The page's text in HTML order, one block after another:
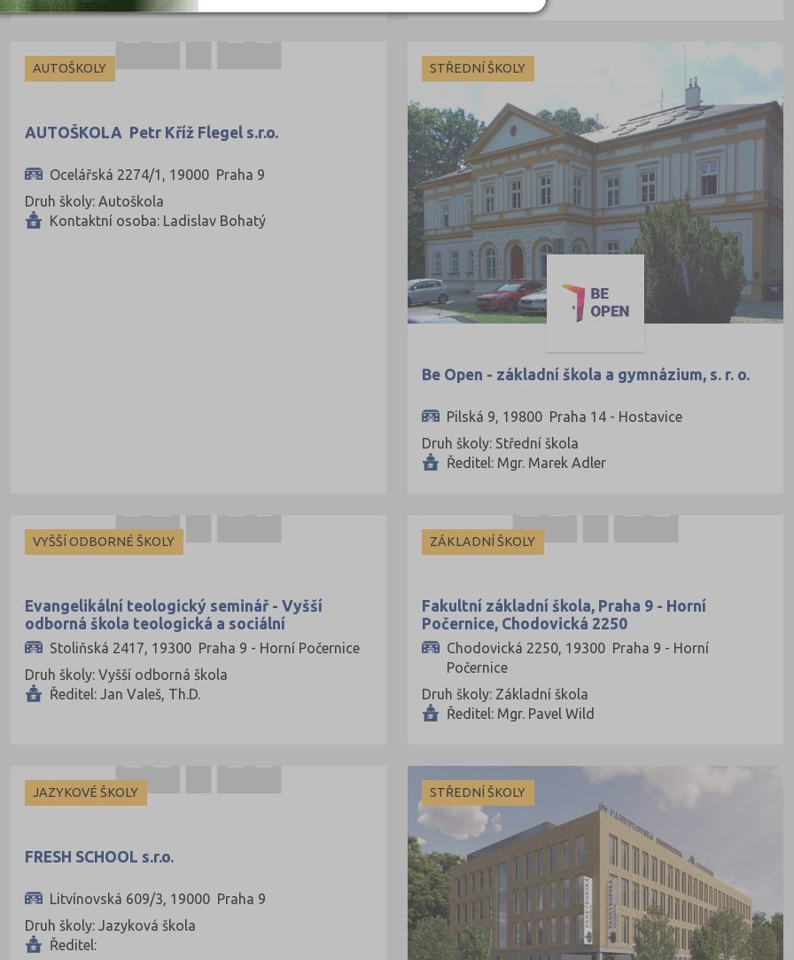
AUTOŠKOLY
AUTOŠKOLA Petr Kříž Flegel s.r.o.
Ocelářská 2274/1, 19000 Praha 9
Druh školy: Autoškola
Kontaktní osoba: Ladislav Bohatý
STŘEDNÍ ŠKOLY
Be Open - základní škola a gymnázium, s. r. o.
Pilská 9, 19800 Praha 14 - Hostavice
Druh školy: Střední škola
Ředitel: Mgr. Marek Adler
VYŠŠÍ ODBORNÉ ŠKOLY
Evangelikální teologický seminář - Vyšší
odborná škola teologická a sociální
Stoliňská 2417, 19300 Praha 9 - Horní Počernice
Druh školy: Vyšší odborná škola
Ředitel: Jan Valeš, Th.D.
ZÁKLADNÍ ŠKOLY
Fakultní základní škola, Praha 9 - Horní
Počernice, Chodovická 2250
Chodovická 2250, 19300 Praha 9 - Horní
Počernice
Druh školy: Základní škola
Ředitel: Mgr. Pavel Wild
JAZYKOVÉ ŠKOLY
FRESH SCHOOL s.r.o.
Litvínovská 609/3, 19000 Praha 9
Druh školy: Jazyková škola
Ředitel:
STŘEDNÍ ŠKOLY